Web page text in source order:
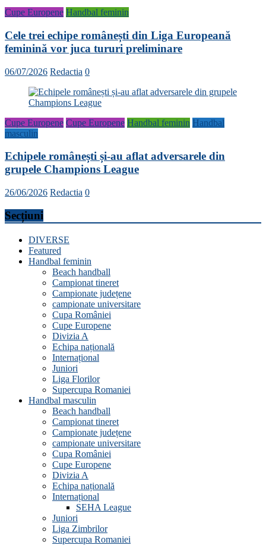
Cupe Europene Handbal feminin
Cele trei echipe românești din Liga Europeană
feminină vor juca tururi preliminare
06/07/2026 Redactia 0
Cupe Europene Cupe Europene Handbal feminin Handbal
masculin
Echipele românești și-au aflat adversarele din
grupele Champions League
26/06/2026 Redactia 0
Secțiuni
DIVERSE
Featured
Handbal feminin
Beach handball
Campionat tineret
Campionate județene
campionate universitare
Cupa României
Cupe Europene
Divizia A
Echipa națională
Internațional
Juniori
Liga Florilor
Supercupa Romaniei
Handbal masculin
Beach handball
Campionat tineret
Campionate județene
campionate universitare
Cupa României
Cupe Europene
Divizia A
Echipa națională
Internațional
SEHA League
Juniori
Liga Zimbrilor
Supercupa Romaniei